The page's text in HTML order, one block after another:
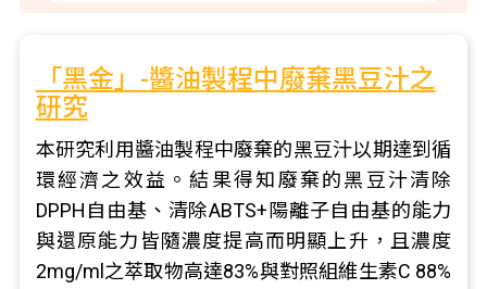
「黑金」-醬油製程中廢棄黑豆汁之
研究
本研究利用醬油製程中廢棄的黑豆汁以期達到循
環經濟之效益。結果得知廢棄的黑豆汁清除
DPPH自由基、清除ABTS+陽離子自由基的能力
與還原能力皆隨濃度提高而明顯上升，且濃度
2mg/ml之萃取物高達83%與對照組維生素C 88%